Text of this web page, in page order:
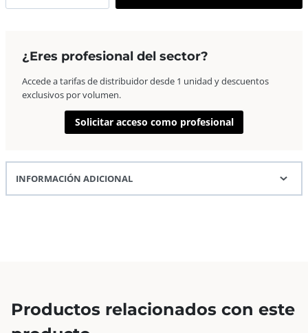
Euro
21×29,7
¿Eres profesional del sector?
Accede a tarifas de distribuidor desde 1 unidad y descuentos
exclusivos por volumen.
Solicitar acceso como profesional
INFORMACIÓN ADICIONAL
Productos relacionados con este